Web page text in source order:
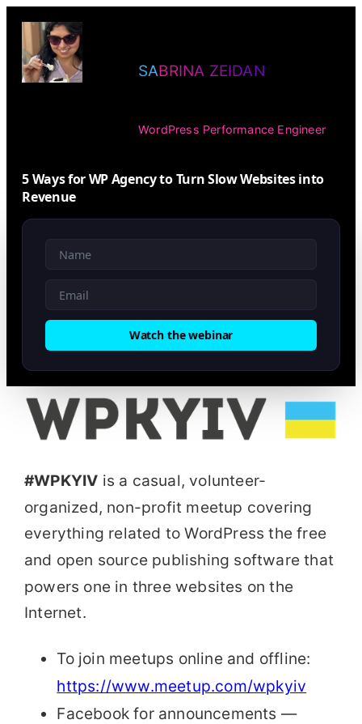
SABRINA ZEIDAN
WordPress Performance Engineer
5 Ways for WP Agency to Turn Slow Websites into
Revenue
Watch the webinar
#WPKYIV is a casual, volunteer-
organized, non-profit meetup covering
everything related to WordPress the free
and open source publishing software that
powers one in three websites on the
Internet.
To join meetups online and offline:
https://www.meetup.com/wpkyiv
Facebook for announcements —